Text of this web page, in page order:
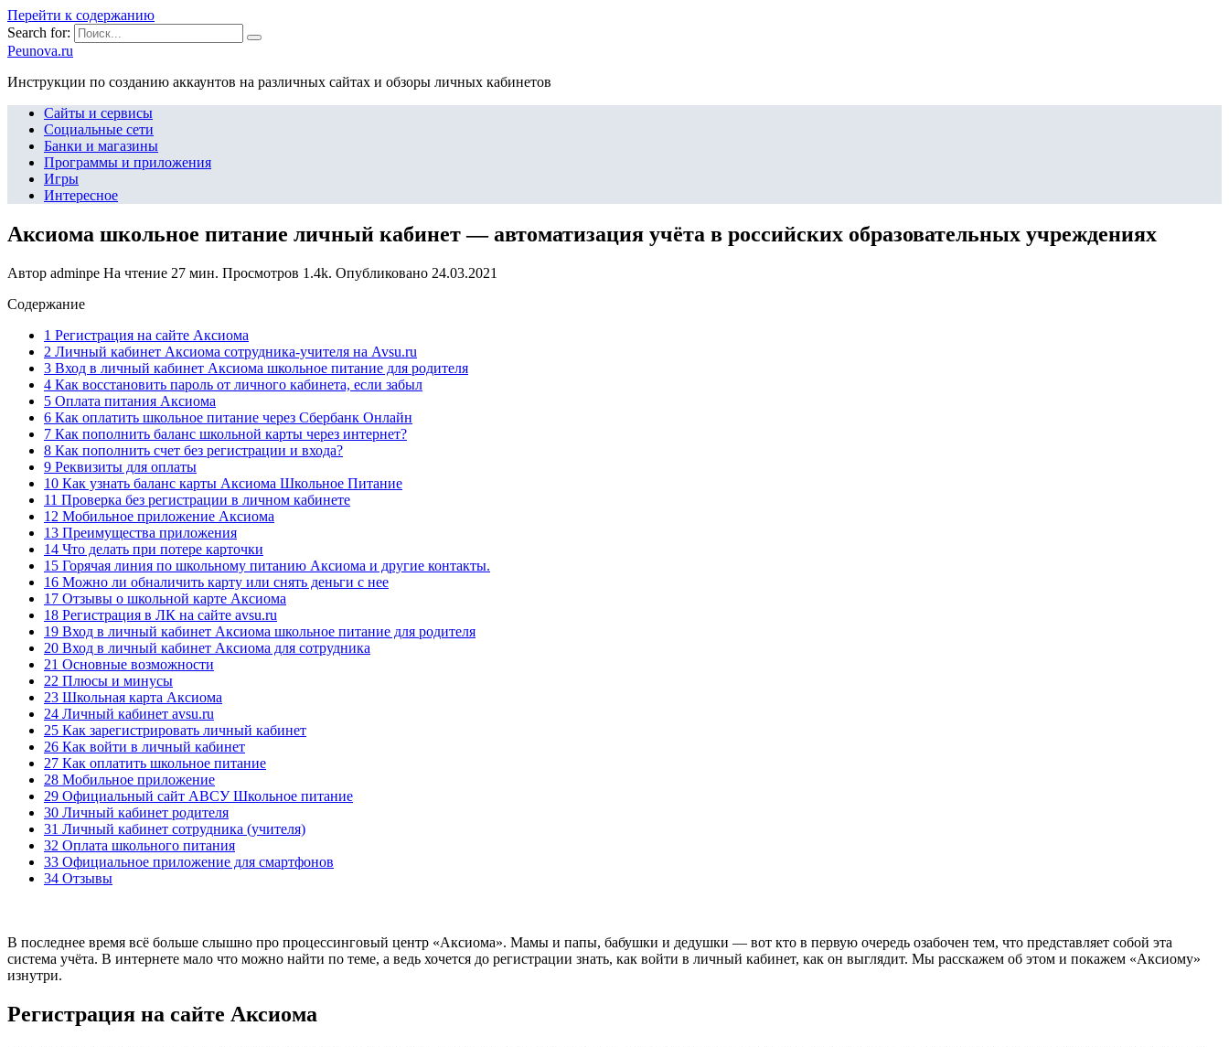
Перейти к содержанию
Search for:
Peunova.ru
Инструкции по созданию аккаунтов на различных сайтах и обзоры личных кабинетов
Сайты и сервисы
Социальные сети
Банки и магазины
Программы и приложения
Игры
Интересное
Аксиома школьное питание личный кабинет — автоматизация учёта в российских образовательных учреждениях
Автор adminpe На чтение 27 мин. Просмотров 1.4k. Опубликовано 24.03.2021
Содержание
1 Регистрация на сайте Аксиома
2 Личный кабинет Аксиома сотрудника-учителя на Avsu.ru
3 Вход в личный кабинет Аксиома школьное питание для родителя
4 Как восстановить пароль от личного кабинета, если забыл
5 Оплата питания Аксиома
6 Как оплатить школьное питание через Сбербанк Онлайн
7 Как пополнить баланс школьной карты через интернет?
8 Как пополнить счет без регистрации и входа?
9 Реквизиты для оплаты
10 Как узнать баланс карты Аксиома Школьное Питание
11 Проверка без регистрации в личном кабинете
12 Мобильное приложение Аксиома
13 Преимущества приложения
14 Что делать при потере карточки
15 Горячая линия по школьному питанию Аксиома и другие контакты.
16 Можно ли обналичить карту или снять деньги с нее
17 Отзывы о школьной карте Аксиома
18 Регистрация в ЛК на сайте avsu.ru
19 Вход в личный кабинет Аксиома школьное питание для родителя
20 Вход в личный кабинет Аксиома для сотрудника
21 Основные возможности
22 Плюсы и минусы
23 Школьная карта Аксиома
24 Личный кабинет avsu.ru
25 Как зарегистрировать личный кабинет
26 Как войти в личный кабинет
27 Как оплатить школьное питание
28 Мобильное приложение
29 Официальный сайт АВСУ Школьное питание
30 Личный кабинет родителя
31 Личный кабинет сотрудника (учителя)
32 Оплата школьного питания
33 Официальное приложение для смартфонов
34 Отзывы
В последнее время всё больше слышно про процессинговый центр «Аксиома». Мамы и папы, бабушки и дедушки — вот кто в первую очередь озабочен тем, что представляет собой эта
система учёта. В интернете мало что можно найти по теме, а ведь хочется до регистрации знать, как войти в личный кабинет, как он выглядит. Мы расскажем об этом и покажем «Аксиому»
изнутри.
Регистрация на сайте Аксиома